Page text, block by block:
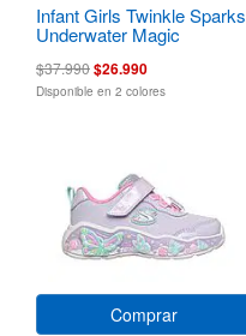
Infant Girls Twinkle Sparks
Underwater Magic
$37.990$26.990
Disponible en 2 colores
Comprar